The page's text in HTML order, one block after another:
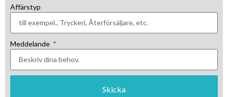
Affärstyp
Meddelande
Skicka